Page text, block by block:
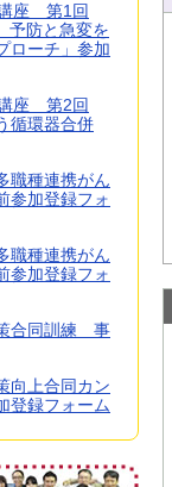
座 第1回
予防と急変を
ローチ」参加
座 第2回
循環器合併
職種連携がん
加登録フォ
職種連携がん
加登録フォ
合同訓練 事
向上合同カン
登録フォーム